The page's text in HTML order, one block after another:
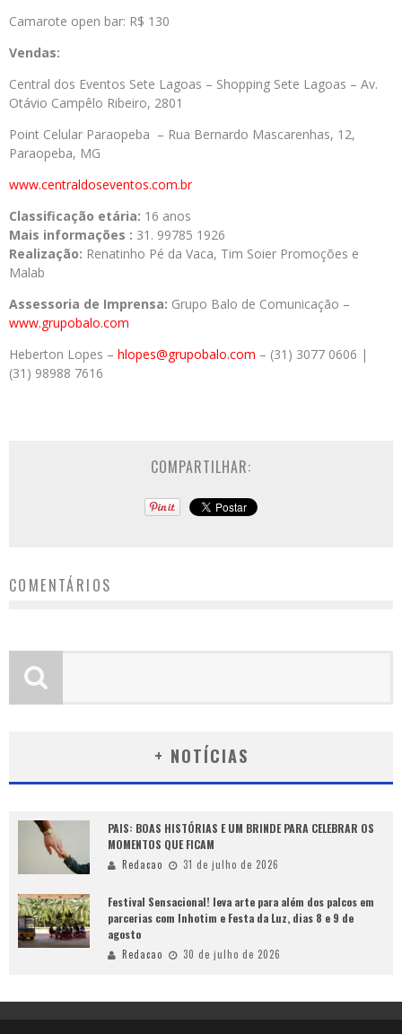
Camarote open bar: R$ 130
Vendas:
Central dos Eventos Sete Lagoas – Shopping Sete Lagoas – Av.
Otávio Campêlo Ribeiro, 2801
Point Celular Paraopeba – Rua Bernardo Mascarenhas, 12,
Paraopeba, MG
www.centraldoseventos.com.br
Classificação etária: 16 anos
Mais informações : 31. 99785 1926
Realização: Renatinho Pé da Vaca, Tim Soier Promoções e
Malab
Assessoria de Imprensa: Grupo Balo de Comunicação –
www.grupobalo.com
Heberton Lopes – hlopes@grupobalo.com – (31) 3077 0606 |
(31) 98988 7616
COMPARTILHAR:
COMENTÁRIOS
+ NOTÍCIAS
PAIS: BOAS HISTÓRIAS E UM BRINDE PARA CELEBRAR OS
MOMENTOS QUE FICAM
Redacao 31 de julho de 2026
Festival Sensacional! leva arte para além dos palcos em
parcerias com Inhotim e Festa da Luz, dias 8 e 9 de
agosto
Redacao 30 de julho de 2026